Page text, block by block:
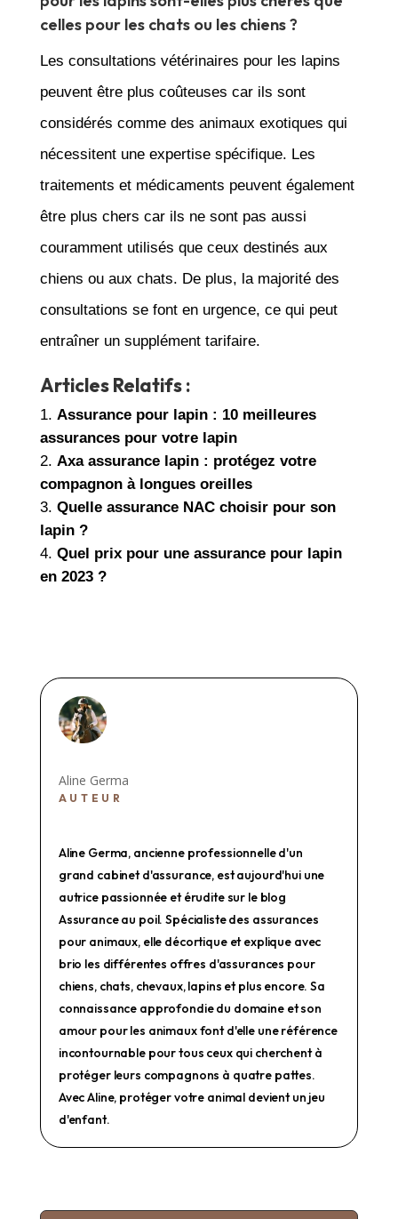
celles pour les chats ou les chiens ?
Les consultations vétérinaires pour les lapins
peuvent être plus coûteuses car ils sont
considérés comme des animaux exotiques qui
nécessitent une expertise spécifique. Les
traitements et médicaments peuvent également
être plus chers car ils ne sont pas aussi
couramment utilisés que ceux destinés aux
chiens ou aux chats. De plus, la majorité des
consultations se font en urgence, ce qui peut
entraîner un supplément tarifaire.
Articles Relatifs :
Assurance pour lapin : 10 meilleures
assurances pour votre lapin
Axa assurance lapin : protégez votre
compagnon à longues oreilles
Quelle assurance NAC choisir pour son
lapin ?
Quel prix pour une assurance pour lapin
en 2023 ?
Aline Germa
AUTEUR
Aline Germa, ancienne professionnelle d'un
grand cabinet d'assurance, est aujourd'hui une
autrice passionnée et érudite sur le blog
Assurance au poil. Spécialiste des assurances
pour animaux, elle décortique et explique avec
brio les différentes offres d'assurances pour
chiens, chats, chevaux, lapins et plus encore. Sa
connaissance approfondie du domaine et son
amour pour les animaux font d'elle une référence
incontournable pour tous ceux qui cherchent à
protéger leurs compagnons à quatre pattes.
Avec Aline, protéger votre animal devient un jeu
d'enfant.